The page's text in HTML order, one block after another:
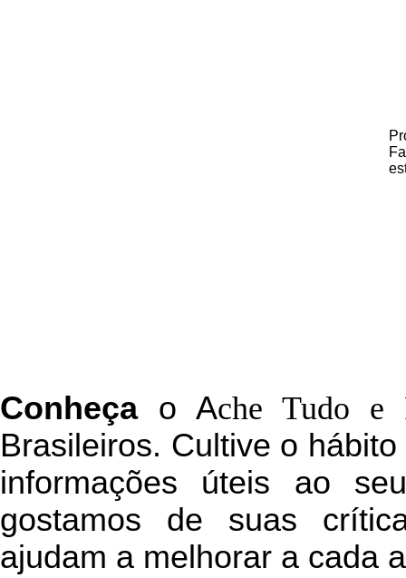
Conheçao Ache Tudo e
Brasileiros. Cultive o
informações úteis ao
gostamos de suas
ajudam a melhorar a cada